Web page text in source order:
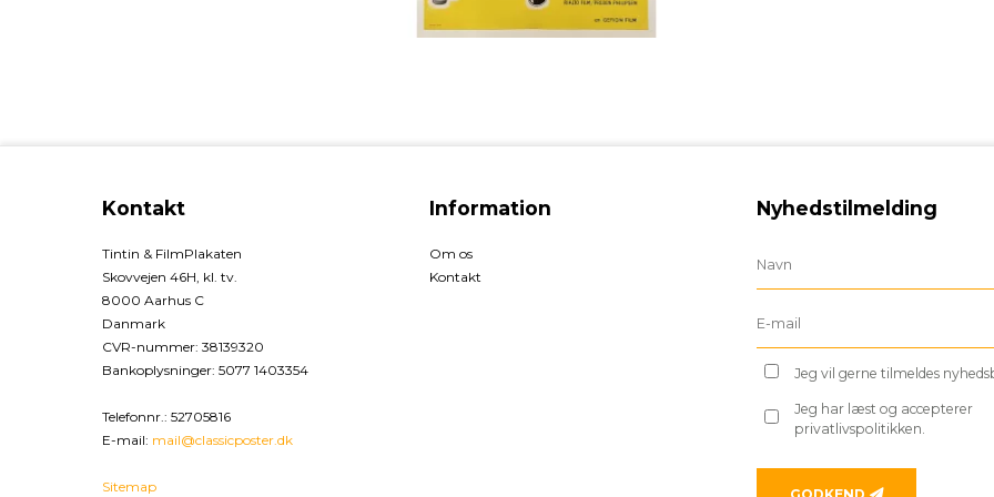
Kontakt
Tintin & FilmPlakaten
Skovvejen 46H, kl. tv.
8000 Aarhus C
Danmark
CVR-nummer: 38139320
Bankoplysninger: 5077 1403354
Telefonnr.: 52705816
E-mail: mail@classicposter.dk
Sitemap
Information
Om os
Kontakt
Nyhedstilmelding
Jeg vil gerne tilmeldes
Jeg har læst og accepterer
privatlivspolitikken.